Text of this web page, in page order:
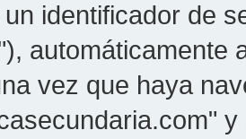
identificador de
automáticamente
vez que haya